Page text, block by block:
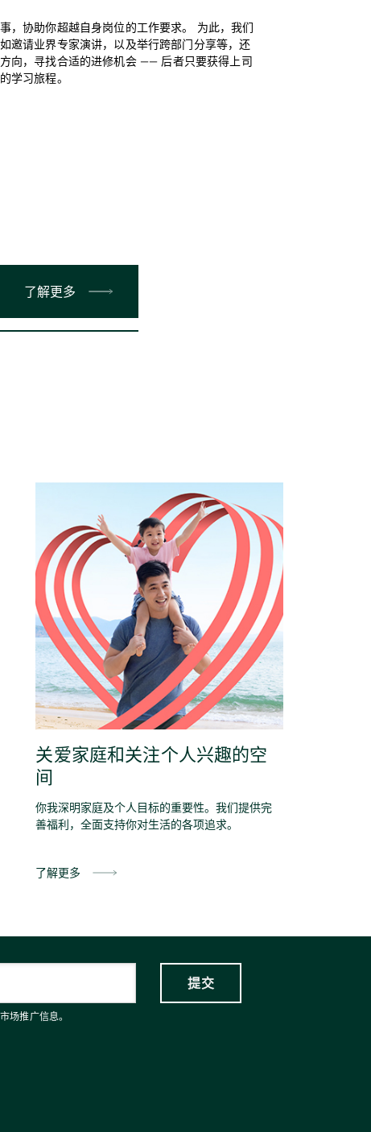
，协助你超越自身岗位的工作要求。 为此，我们
邀请业界专家演讲，以及举行跨部门分享等，还
向，寻找合适的进修机会 —— 后者只要获得上司
学习旅程。
了解更多
关爱家庭和关注个⼈兴趣的空
间
你我深明家庭及个人目标的重要性。我们提供完
善福利，全面支持你对生活的各项追求。
了解更多
场推广信息。